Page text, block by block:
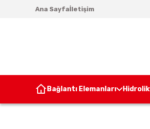
Ana Sayfaİletişim
Bağlantı Elemanları Hidrolik